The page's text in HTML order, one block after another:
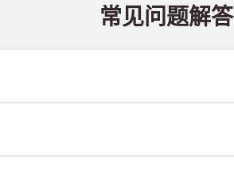
常见问题解答